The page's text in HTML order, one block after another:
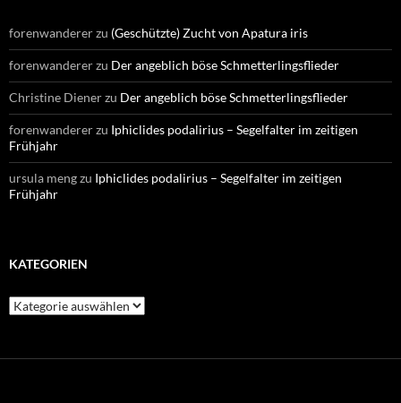
forenwandererzu (Geschützte) Zucht von Apatura iris
forenwandererzu Der angeblich böse Schmetterlingsflieder
Christine Dienerzu Der angeblich böse Schmetterlingsflieder
forenwandererzu Iphiclides podalirius – Segelfalter im zeitigen
Frühjahr
ursula mengzu Iphiclides podalirius – Segelfalter im zeitigen
Frühjahr
KATEGORIEN
Kategorien